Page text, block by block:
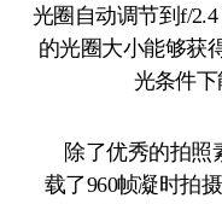
光圈自动调节到f/
的光圈大小能够获
光条件下
除了优秀的拍照
载了960帧凝时拍